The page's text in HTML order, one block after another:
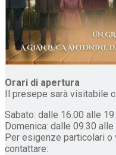
Orari di apertura
Il presepe sarà visitabile
Sabato: dalle 16.00 alle
Domenica: dalle 09.30
Per esigenze particolari
contattare: